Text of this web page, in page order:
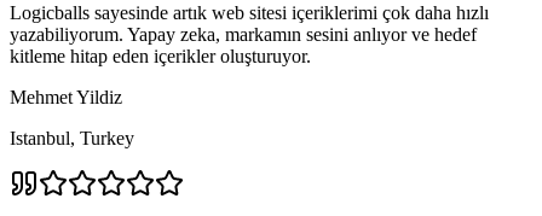
Logicballs sayesinde artık web sitesi içeriklerimi çok daha hızlı
yazabiliyorum. Yapay zeka, markamın sesini anlıyor ve hedef
kitleme hitap eden içerikler oluşturuyor.
Mehmet Yildiz
Istanbul, Turkey